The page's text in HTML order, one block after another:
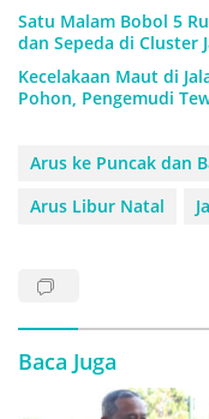
Satu Malam Bobol 5
dan Sepeda di Cluster
Kecelakaan Maut di
Pohon, Pengemudi
Arus ke Puncak dan
Arus Libur Natal
Baca Juga